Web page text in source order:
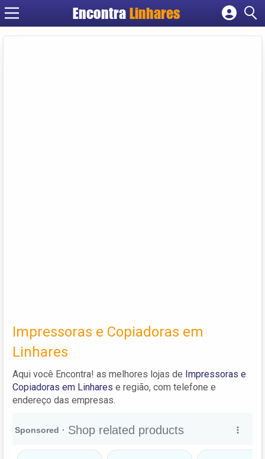
EncontraLinhares
Cadastrar empresa
Impressoras e Copiadoras em
Linhares
Aqui você Encontra! as melhores lojas de Impressoras e
Copiadoras em Linhares e região, com telefone e
endereço das empresas.